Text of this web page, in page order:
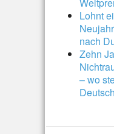
Lohnt
nach
Zehn
– wo